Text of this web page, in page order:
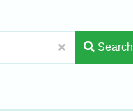
Search